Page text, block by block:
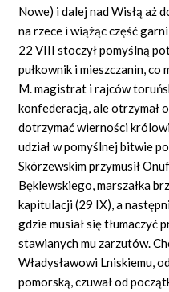
Nowe) i dalej nad Wisłą aż
na rzece i wiążąc część
22 VIII stoczył pomyślną
pułkownik i mieszczanin, co
M. magistrat i rajców
konfederacją, ale otrzymał
dotrzymać wierności
udział w pomyślnej bitwie
Skórzewskim przymusił
Bęklewskiego, marszałka
kapitulacji (29 IX), a
gdzie musiał się tłumaczyć
stawianych mu zarzutów.
Władysławowi Lniskiemu,
pomorską, czuwał od